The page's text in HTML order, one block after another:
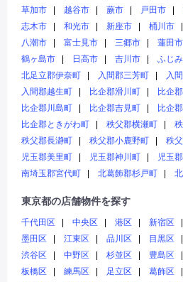
草加市
越谷市 蕨市 戸田市
志木市
和光市 新座市 桶川市
八潮市
富士見市 三郷市 蓮田市
鶴ヶ島市
日高市 吉川市 ふじ
北足立郡伊奈町
入間郡三芳町
入
入間郡越生町
比企郡滑川町 比企
比企郡川島町
比企郡吉見町
比企
比企郡ときがわ町
秩父郡横瀬町
秩父郡長瀞町
秩父郡小鹿野町
秩
児玉郡美里町
児玉郡神川町 児玉
南埼玉郡宮代町
北葛飾郡杉戸町
東京都の店舗物件を探す
千代田区 中央区 港区 新宿区
墨田区
江東区 品川区 目黒区
渋谷区
中野区 杉並区 豊島区
板橋区
練馬区 足立区 葛飾区